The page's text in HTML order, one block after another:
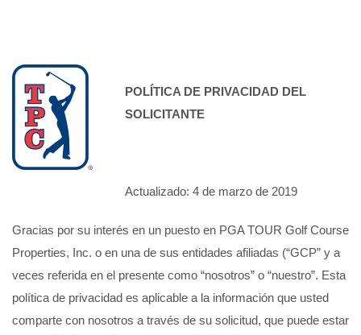
POLÍTICA DE PRIVACIDAD DEL
SOLICITANTE
Actualizado: 4 de marzo de 2019
Gracias por su interés en un puesto en PGA TOUR Golf Course
Properties, Inc. o en una de sus entidades afiliadas (“GCP” y a
veces referida en el presente como “nosotros” o “nuestro”. Esta
política de privacidad es aplicable a la información que usted
comparte con nosotros a través de su solicitud, que puede estar